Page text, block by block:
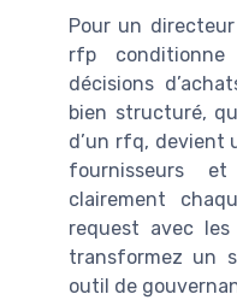
Pour un
rfp
décisions
bien structuré,
d’un rfq, devient
fournisseurs
clairement
request avec
transformez un
outil de